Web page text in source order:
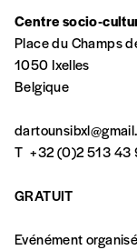
Édition
Quantité
AJOUTER
Centre socio-
Place du Champs
1050 Ixelles
Belgique
T +32 (0)2 513 43
GRATUIT
Evénément